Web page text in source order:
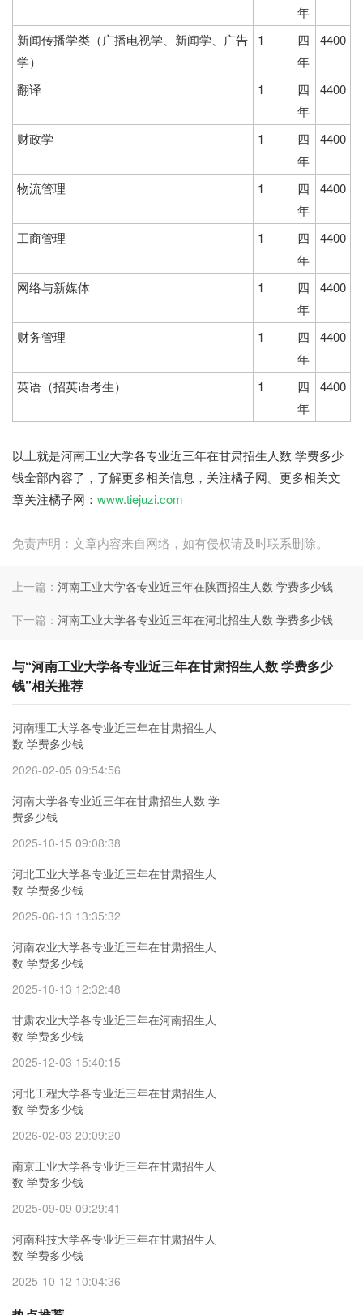
年
新闻传播学类（广播电视学、新闻学、广告
学）
1
四
年
4400
翻译 1
四
年
4400
财政学 1
四
年
4400
物流管理 1
四
年
4400
工商管理 1
四
年
4400
网络与新媒体 1
四
年
4400
财务管理 1
四
年
4400
英语（招英语考生） 1
四
年
4400
以上就是河南工业大学各专业近三年在甘肃招生人数 学费多少
钱全部内容了，了解更多相关信息，关注橘子网。更多相关文
章关注橘子网： www.tiejuzi.com
免责声明：文章内容来自网络，如有侵权请及时联系删除。
上一篇： 河南工业大学各专业近三年在陕西招生人数 学费多少钱
下一篇： 河南工业大学各专业近三年在河北招生人数 学费多少钱
与“河南工业大学各专业近三年在甘肃招生人数 学费多少
钱”相关推荐
河南理工大学各专业近三年在甘肃招生人
数 学费多少钱
2026-02-05 09:54:56
河南大学各专业近三年在甘肃招生人数 学
费多少钱
2025-10-15 09:08:38
河北工业大学各专业近三年在甘肃招生人
数 学费多少钱
2025-06-13 13:35:32
河南农业大学各专业近三年在甘肃招生人
数 学费多少钱
2025-10-13 12:32:48
甘肃农业大学各专业近三年在河南招生人
数 学费多少钱
2025-12-03 15:40:15
河北工程大学各专业近三年在甘肃招生人
数 学费多少钱
2026-02-03 20:09:20
南京工业大学各专业近三年在甘肃招生人
数 学费多少钱
2025-09-09 09:29:41
河南科技大学各专业近三年在甘肃招生人
数 学费多少钱
2025-10-12 10:04:36